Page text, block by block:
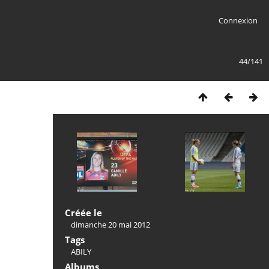
Connexion
44/141
Créée le
dimanche 20 mai 2012
Tags
ABILY
Albums